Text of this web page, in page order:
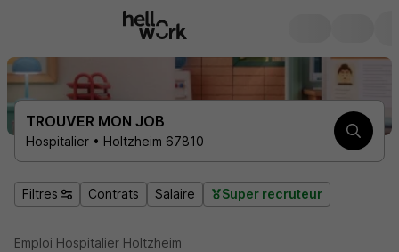
TROUVER MON JOB
Hospitalier • Holtzheim 67810
Filtres Contrats Salaire Super recruteur
Emploi Hospitalier Holtzheim